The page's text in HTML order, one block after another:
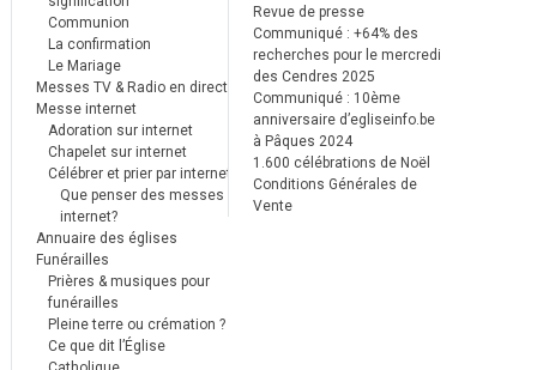
Communion
La confirmation
Le Mariage
Messes TV & Radio en direct
Messe internet
Adoration sur internet
Chapelet sur internet
Célébrer et prier par internet
Que penser des messes
internet?
Annuaire des églises
Funérailles
Prières & musiques pour
funérailles
Pleine terre ou crémation ?
Ce que dit l’Église
Revue de presse
Communiqué : +64% des
recherches pour le mercredi
des Cendres 2025
Communiqué : 10ème
anniversaire d’egliseinfo.be
à Pâques 2024
1.600 célébrations de Noël
Conditions Générales de
Vente